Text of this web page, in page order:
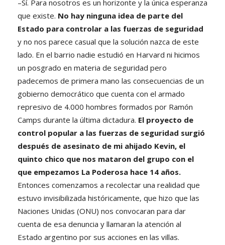
–Sí. Para nosotros es un horizonte y la única esperanza
que existe. No hay ninguna idea de parte del
Estado para controlar a las fuerzas de seguridad
y no nos parece casual que la solución nazca de este
lado. En el barrio nadie estudió en Harvard ni hicimos
un posgrado en materia de seguridad pero
padecemos de primera mano las consecuencias de un
gobierno democrático que cuenta con el armado
represivo de 4.000 hombres formados por Ramón
Camps durante la última dictadura. El proyecto de
control popular a las fuerzas de seguridad surgió
después de asesinato de mi ahijado Kevin, el
quinto chico que nos mataron del grupo con el
que empezamos La Poderosa hace 14 años.
Entonces comenzamos a recolectar una realidad que
estuvo invisibilizada históricamente, que hizo que las
Naciones Unidas (ONU) nos convocaran para dar
cuenta de esa denuncia y llamaran la atención al
Estado argentino por sus acciones en las villas.